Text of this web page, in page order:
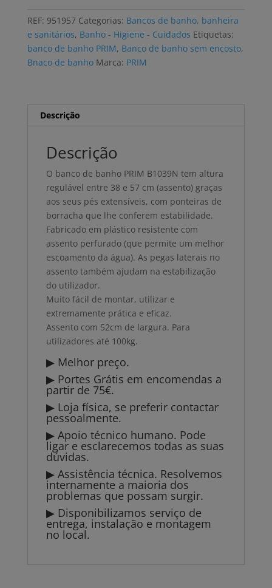
B1039N
alumínio
REF: 951957 Categorias: Bancos de banho, banheira
e sanitários, Banho - Higiene - Cuidados Etiquetas:
banco de banho PRIM, Banco de banho sem encosto,
Bnaco de banho Marca: PRIM
Descrição
Descrição
O banco de banho PRIM B1039N tem altura
regulável entre 38 e 57 cm (assento) graças
aos seus pés extensíveis, com ponteiras de
borracha que lhe conferem estabilidade.
Fabricado em plástico resistente com
assento perfurado (que permite um melhor
escoamento da água). As pegas laterais no
assento também ajudam na estabilização
do utilizador.
Muito fácil de montar, utilizar e
extremamente prática e eficaz.
Assento com 52cm de largura. Para
utilizadores até 100kg.
▶ Melhor preço.
▶ Portes Grátis em encomendas a
partir de 75€.
▶ Loja física, se preferir contactar
pessoalmente.
▶ Apoio técnico humano. Pode
ligar e esclarecemos todas as suas
dúvidas.
▶ Assistência técnica. Resolvemos
internamente a maioria dos
problemas que possam surgir.
▶ Disponibilizamos serviço de
entrega, instalação e montagem
no local.